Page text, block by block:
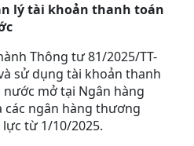
lý tài khoản thanh toán
Thông tư 81/2025/TT-
sử dụng tài khoản thanh
mở tại Ngân hàng
các ngân hàng thương
từ 1/10/2025.